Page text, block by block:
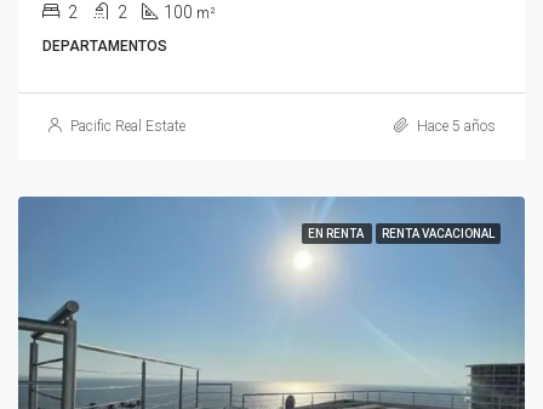
2 2 100 m²
DEPARTAMENTOS
Pacific Real Estate Hace 5 años
EN RENTA RENTA VACACIONAL